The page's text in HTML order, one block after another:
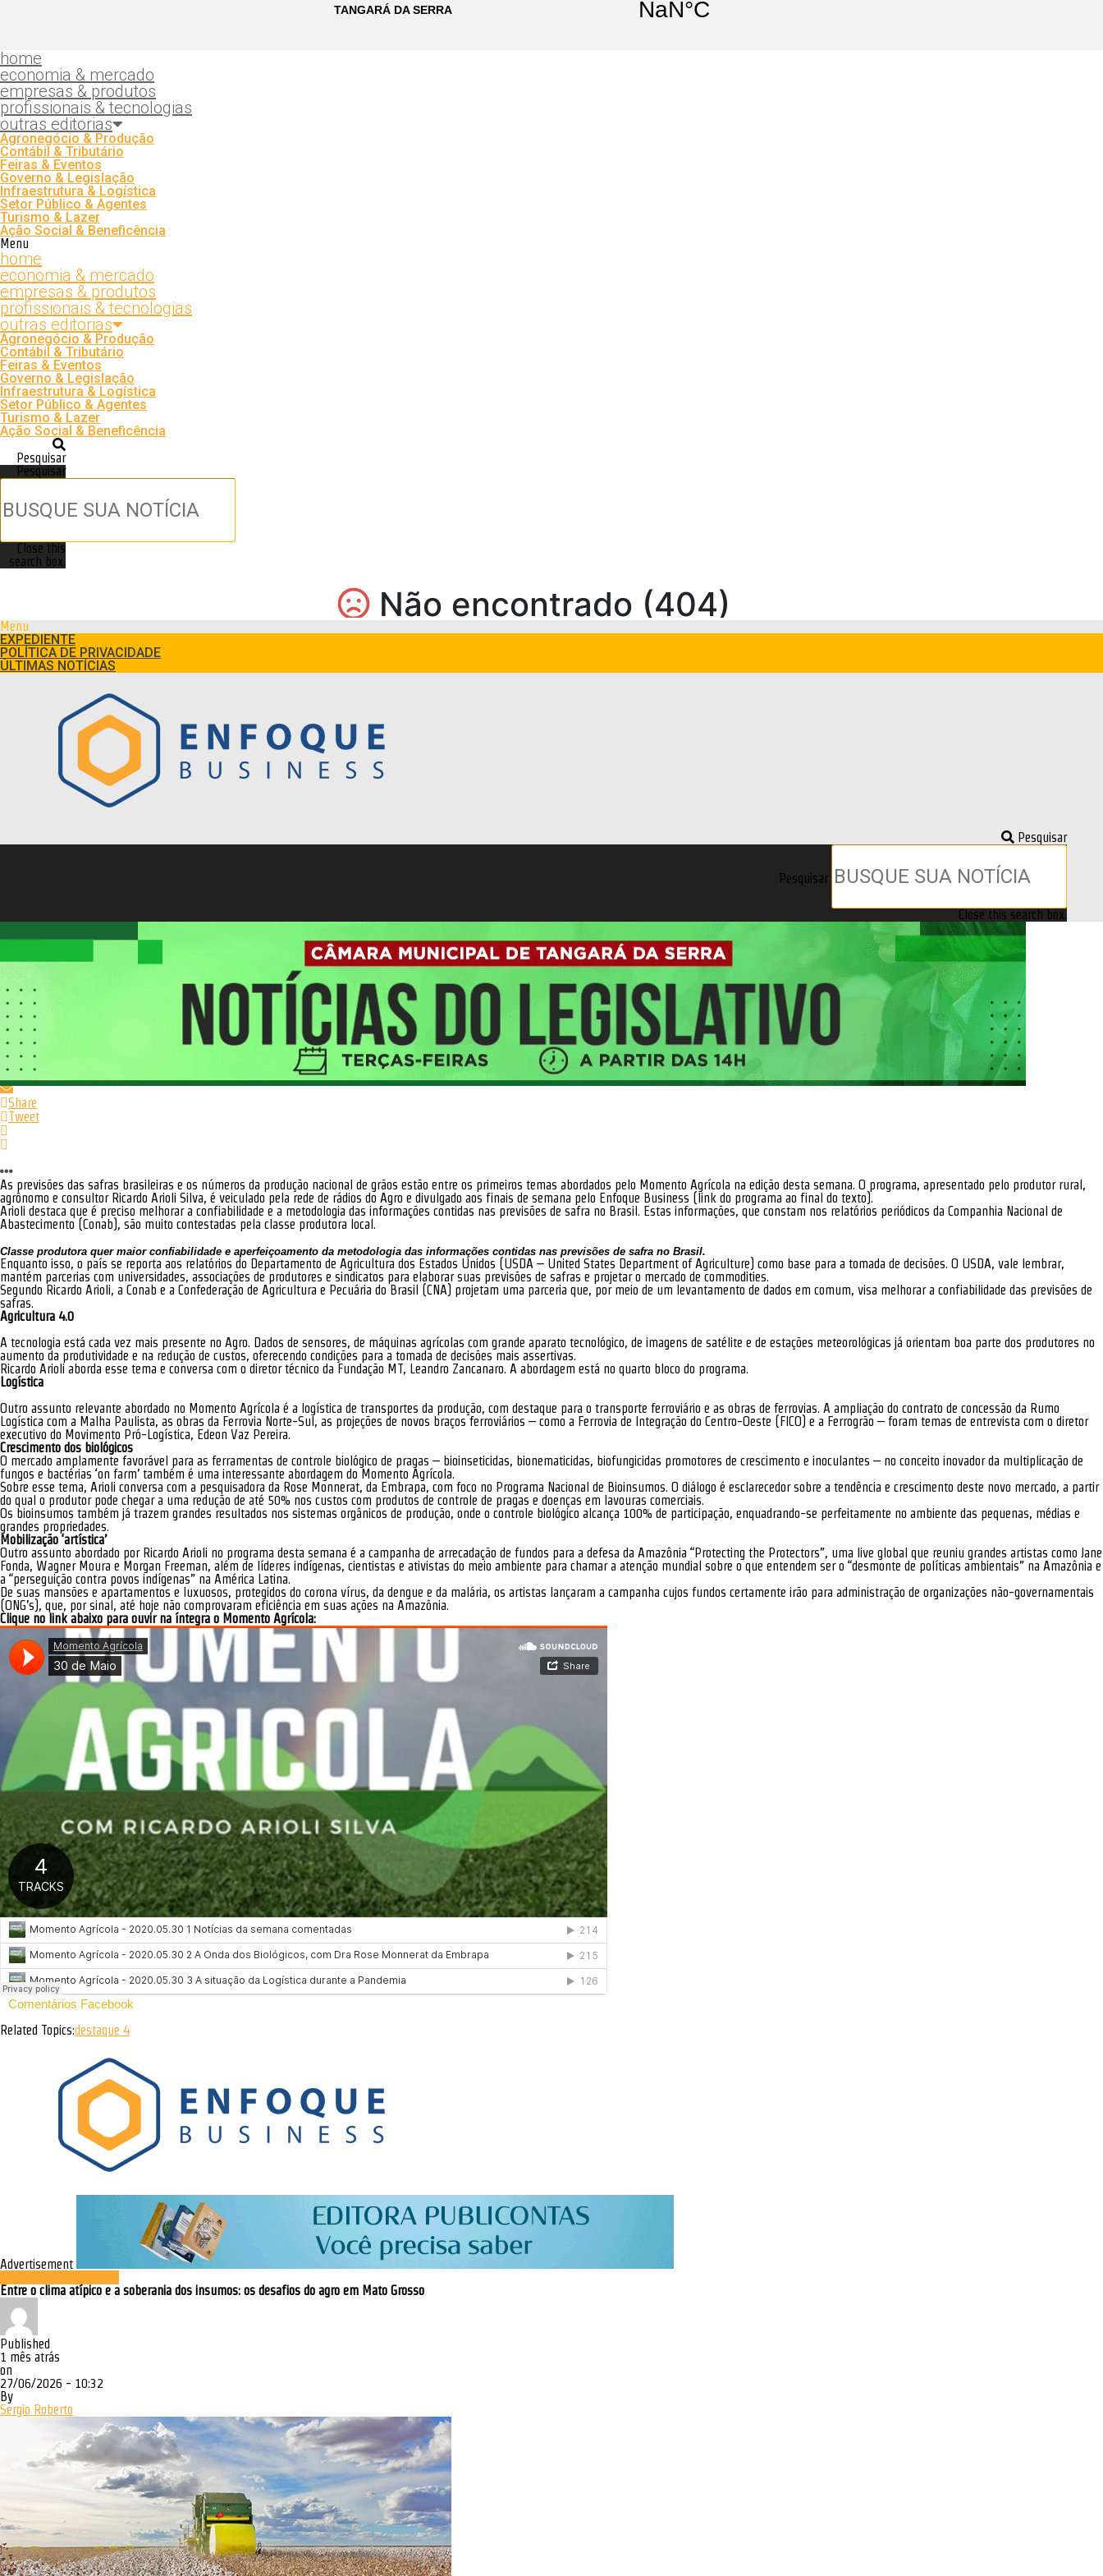
home
economia & mercado
empresas & produtos
profissionais & tecnologias
outras editorias
Agronegócio & Produção
Contábil & Tributário
Feiras & Eventos
Governo & Legislação
Infraestrutura & Logística
Setor Público & Agentes
Turismo & Lazer
Ação Social & Beneficência
Menu
home
economia & mercado
empresas & produtos
profissionais & tecnologias
outras editorias
Agronegócio & Produção
Contábil & Tributário
Feiras & Eventos
Governo & Legislação
Infraestrutura & Logística
Setor Público & Agentes
Turismo & Lazer
Ação Social & Beneficência
Pesquisar
Pesquisar
Close this
search box.
Menu
EXPEDIENTE
POLÍTICA DE PRIVACIDADE
ÚLTIMAS NOTÍCIAS
Pesquisar
Pesquisar
Close this search box.
Next
Previsões de safras, Agricultura 4.0, a ‘onda’ dos biológicos e logística de transporte são os destaques do Momento Agrícola
Publicado em
31/05/2020 - 10:16
por
Sergio Roberto
Share
Tweet
As previsões das safras brasileiras e os números da produção nacional de grãos estão entre os primeiros temas abordados pelo Momento Agrícola na edição desta semana. O programa, apresentado pelo produtor rural,
agrônomo e consultor Ricardo Arioli Silva, é veiculado pela rede de rádios do Agro e divulgado aos finais de semana pelo Enfoque Business (link do programa ao final do texto).
Arioli destaca que é preciso melhorar a confiabilidade e a metodologia das informações contidas nas previsões de safra no Brasil. Estas informações, que constam nos relatórios periódicos da Companhia Nacional de
Abastecimento (Conab), são muito contestadas pela classe produtora local.
Classe produtora quer maior confiabilidade e aperfeiçoamento da metodologia das informações contidas nas previsões de safra no Brasil.
Enquanto isso, o país se reporta aos relatórios do Departamento de Agricultura dos Estados Unidos (USDA – United States Department of Agriculture) como base para a tomada de decisões. O USDA, vale lembrar,
mantém parcerias com universidades, associações de produtores e sindicatos para elaborar suas previsões de safras e projetar o mercado de commodities.
Segundo Ricardo Arioli, a Conab e a Confederação de Agricultura e Pecuária do Brasil (CNA) projetam uma parceria que, por meio de um levantamento de dados em comum, visa melhorar a confiabilidade das previsões de
safras.
Agricultura 4.0
A tecnologia está cada vez mais presente no Agro. Dados de sensores, de máquinas agrícolas com grande aparato tecnológico, de imagens de satélite e de estações meteorológicas já orientam boa parte dos produtores no
aumento da produtividade e na redução de custos, oferecendo condições para a tomada de decisões mais assertivas.
Ricardo Arioli aborda esse tema e conversa com o diretor técnico da Fundação MT, Leandro Zancanaro. A abordagem está no quarto bloco do programa.
Logística
Outro assunto relevante abordado no Momento Agrícola é a logística de transportes da produção, com destaque para o transporte ferroviário e as obras de ferrovias. A ampliação do contrato de concessão da Rumo
Logística com a Malha Paulista, as obras da Ferrovia Norte-Sul, as projeções de novos braços ferroviários – como a Ferrovia de Integração do Centro-Oeste (FICO) e a Ferrogrão – foram temas de entrevista com o diretor
executivo do Movimento Pró-Logística, Edeon Vaz Pereira.
Crescimento dos biológicos
O mercado amplamente favorável para as ferramentas de controle biológico de pragas – bioinseticidas, bionematicidas, biofungicidas promotores de crescimento e inoculantes – no conceito inovador da multiplicação de
fungos e bactérias ‘on farm’ também é uma interessante abordagem do Momento Agrícola.
Sobre esse tema, Arioli conversa com a pesquisadora da Rose Monnerat, da Embrapa, com foco no Programa Nacional de Bioinsumos. O diálogo é esclarecedor sobre a tendência e crescimento deste novo mercado, a partir
do qual o produtor pode chegar a uma redução de até 50% nos custos com produtos de controle de pragas e doenças em lavouras comerciais.
Os bioinsumos também já trazem grandes resultados nos sistemas orgânicos de produção, onde o controle biológico alcança 100% de participação, enquadrando-se perfeitamente no ambiente das pequenas, médias e
grandes propriedades.
Mobilização ‘artística’
Outro assunto abordado por Ricardo Arioli no programa desta semana é a campanha de arrecadação de fundos para a defesa da Amazônia “Protecting the Protectors”, uma live global que reuniu grandes artistas como Jane
Fonda, Wagner Moura e Morgan Freeman, além de líderes indígenas, cientistas e ativistas do meio ambiente para chamar a atenção mundial sobre o que entendem ser o “desmonte de políticas ambientais” na Amazônia e
a “perseguição contra povos indígenas” na América Latina.
De suas mansões e apartamentos e luxuosos, protegidos do corona vírus, da dengue e da malária, os artistas lançaram a campanha cujos fundos certamente irão para administração de organizações não-governamentais
(ONG’s), que, por sinal, até hoje não comprovaram eficiência em suas ações na Amazônia.
Clique no link abaixo para ouvir na íntegra o Momento Agrícola:
Comentários Facebook
Related Topics:destaque 4
Advertisement
Entre o clima atípico e a soberania dos insumos: os desafios do agro em Mato Grosso
Published
1 mês atrás
on
27/06/2026 - 10:32
By
Sergio Roberto